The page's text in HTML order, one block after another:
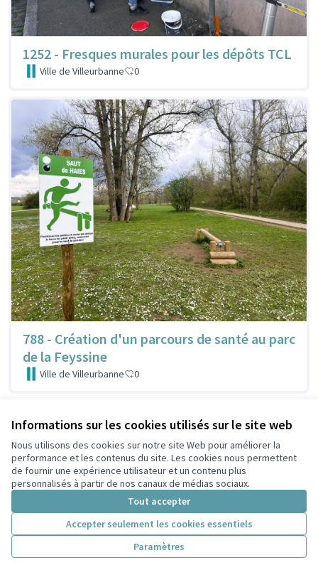
Informations sur les cookies utilisés sur le site web
Nous utilisons des cookies sur notre site Web pour améliorer la
performance et les contenus du site. Les cookies nous permettent
de fournir une expérience utilisateur et un contenu plus
personnalisés à partir de nos canaux de médias sociaux.
Tout accepter
Accepter seulement les cookies essentiels
Paramètres
1252 - Fresques murales pour les dépôts TCL
Ville de Villeurbanne 0
788 - Création d'un parcours de santé au parc
de la Feyssine
Ville de Villeurbanne 0